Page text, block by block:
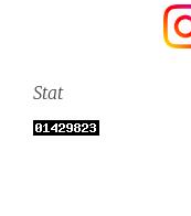
Stat